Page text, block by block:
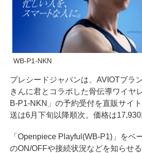
WB-P1-NKN
プレシードジャパンは、AVIOTブラ
きんに君とコラボした骨伝導ワイヤ
B-P1-NKN」の予約受付を直販サイ
送は6月下旬以降順次。価格は17,930
「Openpiece Playful(WB-P1)」をベ
のON/OFFや接続状況などを知らせ